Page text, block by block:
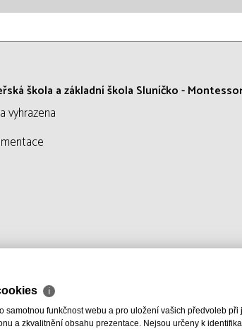
škola a základní škola Sluníčko -
vyhrazena
ℹ
samotnou funkčnost webu a pro uložení vašich předvoleb
a zkvalitnění obsahu prezentace. Nejsou určeny k